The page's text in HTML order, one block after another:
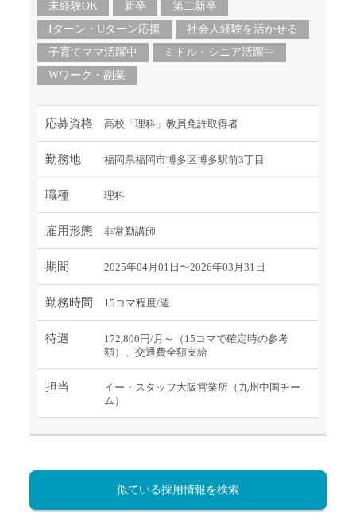
未経験OK
新卒
第二新卒
Iターン・Uターン応援
社会人経験を活かせる
子育てママ活躍中
ミドル・シニア活躍中
Wワーク・副業
応募資格 高校「理科」教員免許取得者
勤務地 福岡県福岡市博多区博多駅前3丁目
職種 理科
雇用形態 非常勤講師
期間 2025年04月01日〜2026年03月31日
勤務時間 15コマ程度/週
待遇
172,800円/月～（15コマで確定時の参考
額）、交通費全額支給
担当
イー・スタッフ大阪営業所（九州中国チー
ム）
似ている採用情報を検索